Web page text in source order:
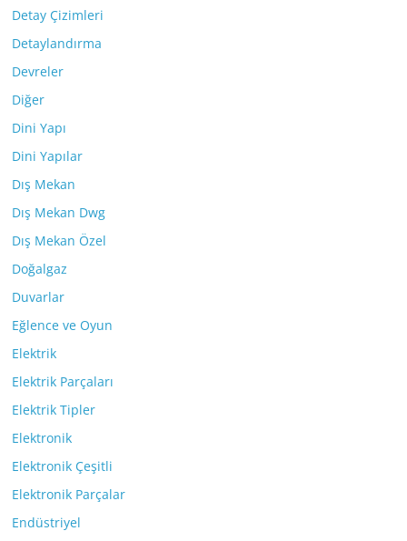
Detay Çizimleri
Detaylandırma
Devreler
Diğer
Dini Yapı
Dini Yapılar
Dış Mekan
Dış Mekan Dwg
Dış Mekan Özel
Doğalgaz
Duvarlar
Eğlence ve Oyun
Elektrik
Elektrik Parçaları
Elektrik Tipler
Elektronik
Elektronik Çeşitli
Elektronik Parçalar
Endüstriyel